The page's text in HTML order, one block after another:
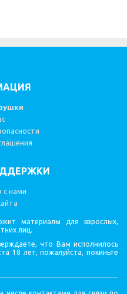
с нами
материалы для взрослых,
лиц.
что Вам исполнилось
18 лет, пожалуйста, покиньте